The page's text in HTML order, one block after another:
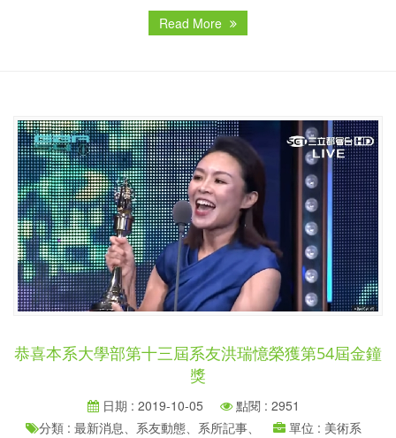
Read More
恭喜本系大學部第十三屆系友洪瑞憶榮獲第54屆金鐘
獎
日期 : 2019-10-05
點閱 : 2951
分類 : 最新消息、系友動態、系所記事、
單位 : 美術系